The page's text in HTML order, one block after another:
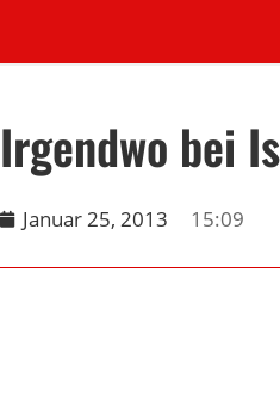
Irgendwo bei
Januar 25, 2013 15:09